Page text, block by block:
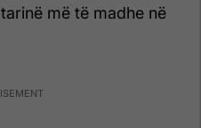
më të madhe në